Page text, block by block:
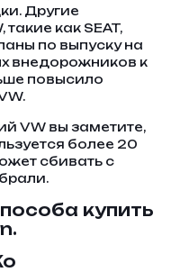
Другие
как SEAT,
по выпуску на
внедорожников к
повысило
VW вы заметите,
более 20
сбивать с
купить